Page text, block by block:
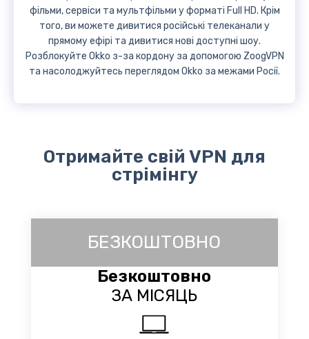
фільми, сервіси та мультфільми у форматі Full HD. Крім
того, ви можете дивитися російські телеканали у
прямому ефірі та дивитися нові доступні шоу.
Розблокуйте Okko з-за кордону за допомогою ZoogVPN
та насолоджуйтесь переглядом Okko за межами Росії.
Отримайте свій VPN для
стрімінгу
БЕЗКОШТОВНО
Безкоштовно
ЗА МІСЯЦЬ